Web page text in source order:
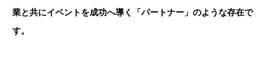
業と共にイベントを成功へ導く「パートナー」のような存在で
す。